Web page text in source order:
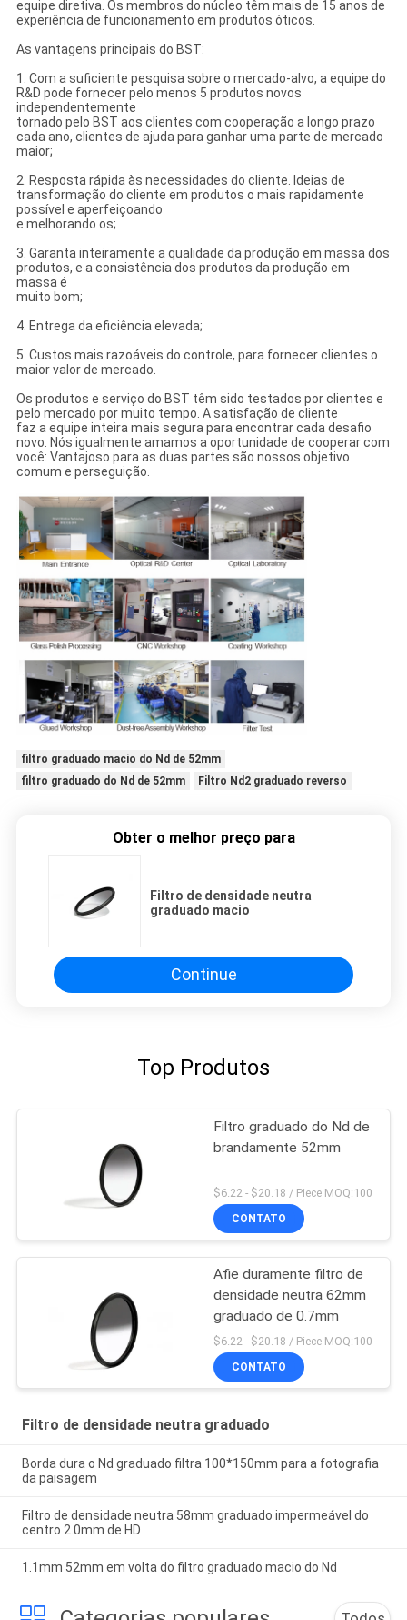
equipe diretiva. Os membros do núcleo têm mais de 15 anos de
experiência de funcionamento em produtos óticos.
As vantagens principais do BST:
1. Com a suficiente pesquisa sobre o mercado-alvo, a equipe do
R&D pode fornecer pelo menos 5 produtos novos
independentemente
tornado pelo BST aos clientes com cooperação a longo prazo
cada ano, clientes de ajuda para ganhar uma parte de mercado
maior;
2. Resposta rápida às necessidades do cliente. Ideias de
transformação do cliente em produtos o mais rapidamente
possível e aperfeiçoando
e melhorando os;
3. Garanta inteiramente a qualidade da produção em massa dos
produtos, e a consistência dos produtos da produção em
massa é
muito bom;
4. Entrega da eficiência elevada;
5. Custos mais razoáveis do controle, para fornecer clientes o
maior valor de mercado.
Os produtos e serviço do BST têm sido testados por clientes e
pelo mercado por muito tempo. A satisfação de cliente
faz a equipe inteira mais segura para encontrar cada desafio
novo. Nós igualmente amamos a oportunidade de cooperar com
você: Vantajoso para as duas partes são nossos objetivo
comum e perseguição.
filtro graduado macio do Nd de 52mm
filtro graduado do Nd de 52mm
Filtro Nd2 graduado reverso
Obter o melhor preço para
Filtro de densidade neutra
graduado macio
Continue
Top Produtos
Filtro graduado do Nd de
brandamente 52mm
$6.22 - $20.18 / Piece MOQ:100
CONTATO
Afie duramente filtro de
densidade neutra 62mm
graduado de 0.7mm
$6.22 - $20.18 / Piece MOQ:100
CONTATO
Filtro de densidade neutra graduado
Borda dura o Nd graduado filtra 100*150mm para a fotografia
da paisagem
Filtro de densidade neutra 58mm graduado impermeável do
centro 2.0mm de HD
1.1mm 52mm em volta do filtro graduado macio do Nd